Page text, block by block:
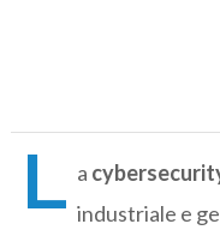
L a
industriale e